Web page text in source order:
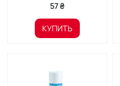
57 ₴
КУПИТЬ